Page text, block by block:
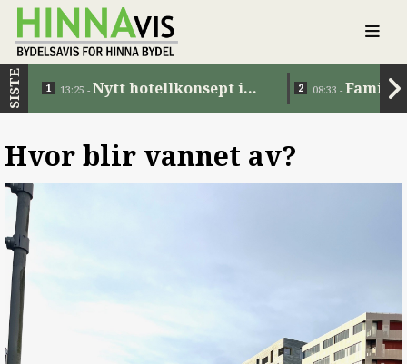
SISTE 13:25 - Nytt hotellkonsept i
08:33 -
Hvor blir vannet av?